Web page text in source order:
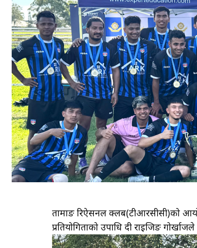
तामाङ रिक्रेएसनल क्लब(टीआरसीसी)को
प्रतियोगिताको उपाधि दी राइजिङ